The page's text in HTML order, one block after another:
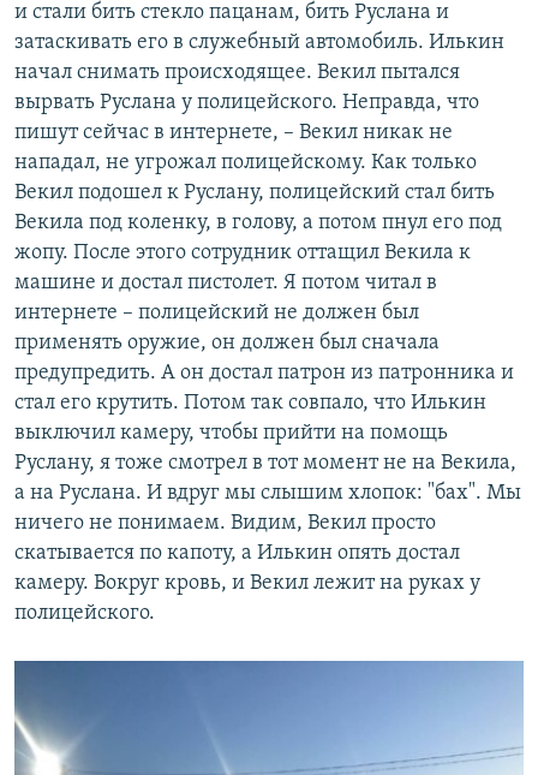
и стали бить стекло пацанам, бить Руслана и
затаскивать его в служебный автомобиль. Илькин
начал снимать происходящее. Векил пытался
вырвать Руслана у полицейского. Неправда, что
пишут сейчас в интернете, – Векил никак не
нападал, не угрожал полицейскому. Как только
Векил подошел к Руслану, полицейский стал бить
Векила под коленку, в голову, а потом пнул его под
жопу. После этого сотрудник оттащил Векила к
машине и достал пистолет. Я потом читал в
интернете – полицейский не должен был
применять оружие, он должен был сначала
предупредить. А он достал патрон из патронника и
стал его крутить. Потом так совпало, что Илькин
выключил камеру, чтобы прийти на помощь
Руслану, я тоже смотрел в тот момент не на Векила,
а на Руслана. И вдруг мы слышим хлопок: "бах". Мы
ничего не понимаем. Видим, Векил просто
скатывается по капоту, а Илькин опять достал
камеру. Вокруг кровь, и Векил лежит на руках у
полицейского.